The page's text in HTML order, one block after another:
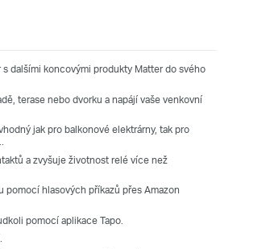
dalšími koncovými produkty Matter do svého
terase nebo dvorku a napájí vaše venkovní
jak pro balkonové elektrárny, tak pro
a zvyšuje životnost relé více než
hlasových příkazů přes Amazon
pomocí aplikace Tapo.